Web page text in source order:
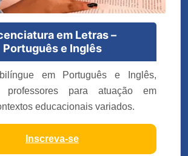
em Letras –
Português e Inglês
em Português e Inglês,
professores para atuação em
educacionais variados.
Inscreva-se